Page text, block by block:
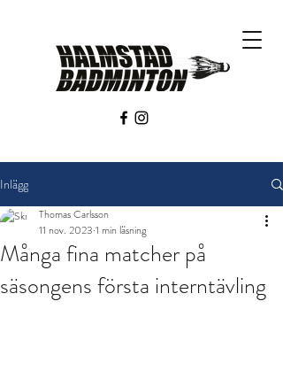
Inlägg
Många fina matcher på
säsongens första interntävling
Thomas Carlsson
11 nov. 2023 1 min läsning